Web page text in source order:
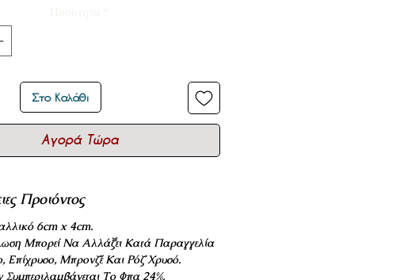
Στο Καλάθι
Αγορά Τώρα
Προιόντος
6cm x 4cm.
Μπορεί Να Αλλάξει Κατά Παραγγελία
Επίχρυσο, Μπρονζέ Και Ρόζ Χρυσό.
Συμπεριλαμβάνεται Το Φπα 24%.